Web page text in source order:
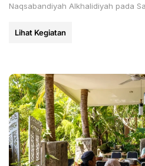
Naqsabandiyah Alkhalidiyah pada
Lihat Kegiatan